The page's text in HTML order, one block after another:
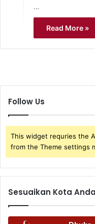
…
Read More »
Follow Us
This widget requries the
from the Theme settings
Sesuaikan Kota Anda